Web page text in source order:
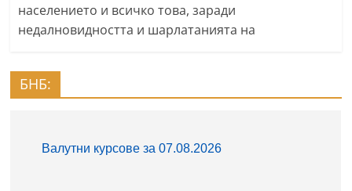
населението и всичко това, заради
недалновидността и шарлатанията на
БНБ: